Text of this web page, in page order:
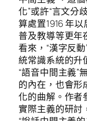
化”或許“言文分
算處置1916 年
普及教導等更年
看來，“漢字反
統常識系統的升
“語音中間主義”
的內在，也會形
化的曲解。作者
實際主義的研討